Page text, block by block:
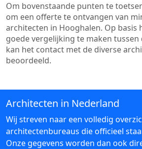
Om bovenstaande punten te
om een offerte te ontvangen van
architecten in Hooghalen. Op basis
goede vergelijking te maken tussen
kan het contact met de diverse
beoordeeld.
Architecten in Nederland
Wij streven naar een volledig
architectenbureaus die officieel
Onze gegevens worden dan ook